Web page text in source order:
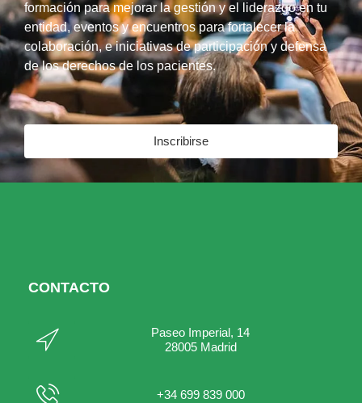
formación para mejorar la gestión y el liderazgo en tu
entidad, eventos y encuentros para fortalecer la
colaboración, e iniciativas de participación y defensa
de los derechos de los pacientes.
Inscribirse
CONTACTO
Paseo Imperial, 14
28005 Madrid
+34 699 839 000